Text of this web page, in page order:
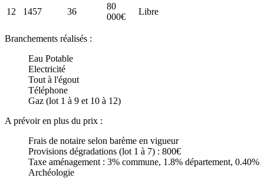
12
1457 36
80
000€
Libre
Branchements réalisés :
Eau Potable
Electricité
Tout à l'égout
Téléphone
Gaz (lot 1 à 9 et 10 à 12)
A prévoir en plus du prix :
Frais de notaire selon barème en vigueur
Provisions dégradations (lot 1 à 7) : 800€
Taxe aménagement : 3% commune, 1.8% département, 0.40%
Archéologie